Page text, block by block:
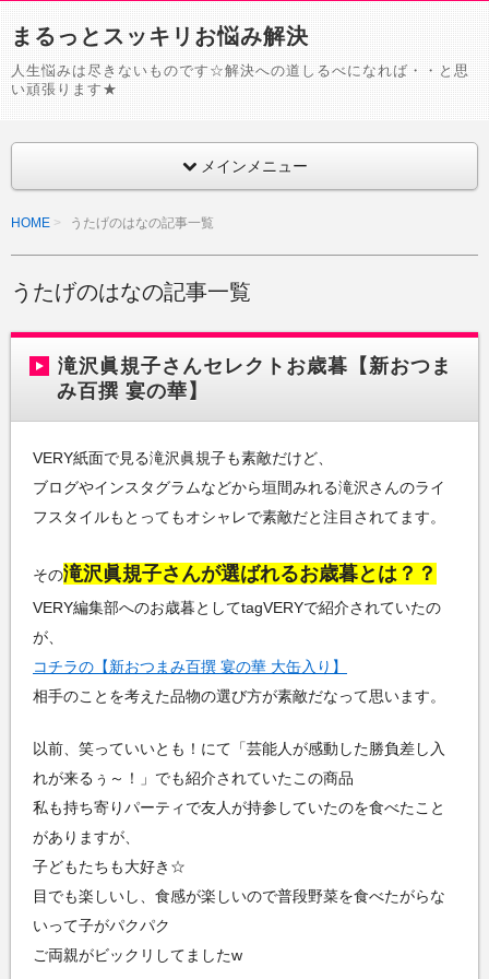
まるっとスッキリお悩み解決
人生悩みは尽きないものです☆解決への道しるべになれば・・と思
い頑張ります★
メインメニュー
HOME うたげのはなの記事一覧
うたげのはなの記事一覧
滝沢眞規子さんセレクトお歳暮【新おつま
み百撰 宴の華】
VERY紙面で見る滝沢眞規子も素敵だけど、
ブログやインスタグラムなどから垣間みれる滝沢さんのライ
フスタイルもとってもオシャレで素敵だと注目されてます。
その滝沢眞規子さんが選ばれるお歳暮とは？？
VERY編集部へのお歳暮としてtagVERYで紹介されていたの
が、
コチラの【新おつまみ百撰 宴の華 大缶入り】
相手のことを考えた品物の選び方が素敵だなって思います。
以前、笑っていいとも！にて「芸能人が感動した勝負差し入
れが来るぅ～！」でも紹介されていたこの商品
私も持ち寄りパーティで友人が持参していたのを食べたこと
がありますが、
子どもたちも大好き☆
目でも楽しいし、食感が楽しいので普段野菜を食べたがらな
いって子がパクパク
ご両親がビックリしてましたw